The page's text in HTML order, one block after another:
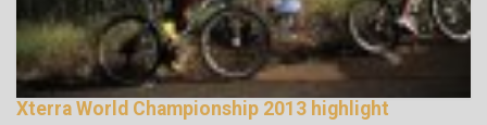
Xterra World Championship 2013 highlight